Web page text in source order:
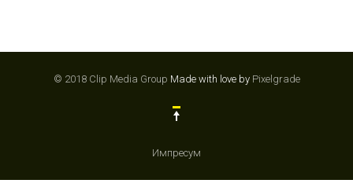
© 2018 Clip Media Group Made with love by Pixelgrade
Импресум